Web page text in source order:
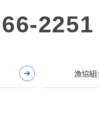
2251
漁協